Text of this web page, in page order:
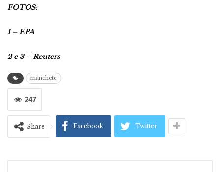
FOTOS:
1 – EPA
2 e 3 – Reuters
manchete
247
Share Facebook Twitter